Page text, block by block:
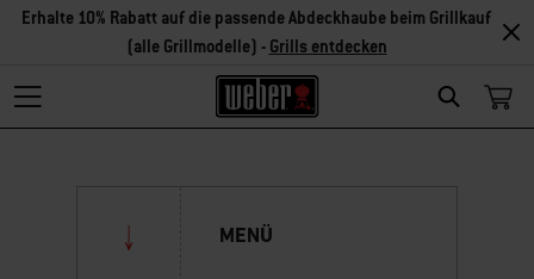
Search
Erhalte 10% Rabatt auf die passende Abdeckhaube beim Grillkauf
(alle Grillmodelle) - Grills entdecken
MENÜ